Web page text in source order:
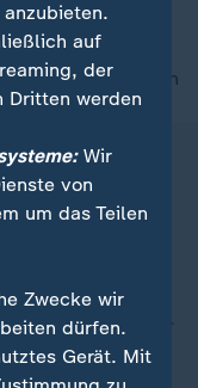
nach oben
auf
der
Dritten werden
Wir
von
um das Teilen
Zwecke wir
dürfen.
Gerät. Mit